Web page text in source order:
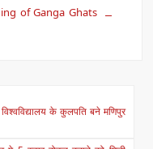
of Ganga Ghats
के कुलपति बने मणिपुर